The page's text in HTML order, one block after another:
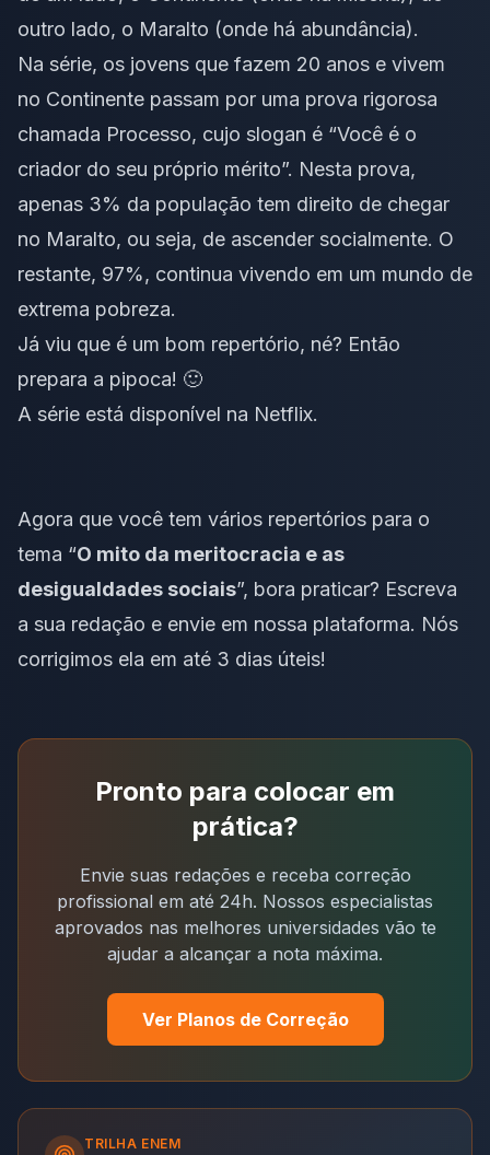
outro lado, o Maralto (onde há abundância).
Na série, os jovens que fazem 20 anos e vivem
no Continente passam por uma prova rigorosa
chamada Processo, cujo slogan é “Você é o
criador do seu próprio mérito”. Nesta prova,
apenas 3% da população tem direito de chegar
no Maralto, ou seja, de ascender socialmente. O
restante, 97%, continua vivendo em um mundo de
extrema pobreza.
Já viu que é um bom repertório, né? Então
prepara a pipoca! 🙂
A série está disponível na Netflix.
Agora que você tem vários repertórios para o
tema “O mito da meritocracia e as
desigualdades sociais”, bora praticar? Escreva
a sua redação e envie em nossa plataforma. Nós
corrigimos ela em até 3 dias úteis!
Pronto para colocar em
prática?
Envie suas redações e receba correção
profissional em até 24h. Nossos especialistas
aprovados nas melhores universidades vão te
ajudar a alcançar a nota máxima.
Ver Planos de Correção
TRILHA ENEM